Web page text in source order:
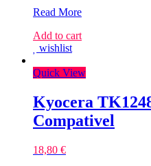
Kyocera
Preto
Toner
Read More
Add to cart
wishlist
Quick View
Kyocera
Compativel
18,80 €